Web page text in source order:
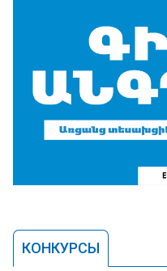
КОНКУРСЫ